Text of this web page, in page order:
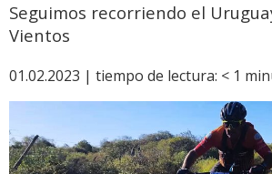
Seguimos recorriendo el
Vientos
01.02.2023 | tiempo de lectura: < 1